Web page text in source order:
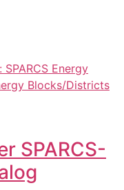
SPARCS-